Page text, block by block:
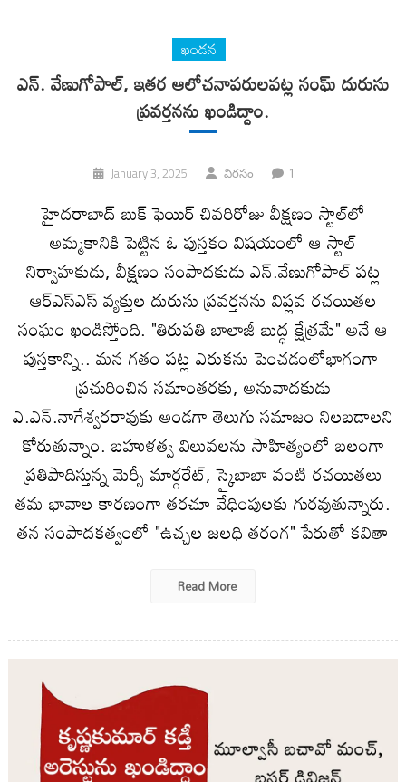
ఖండన
ఎన్. వేణుగోపాల్, ఇతర ఆలోచనాపరులపట్ల సంఘ్ దురుసు
ప్రవర్తనను ఖండిద్దాం.
January 3, 2025 విరసం 1
హైద‌రాబాద్ బుక్ ఫెయిర్ చివ‌రిరోజు వీక్ష‌ణం స్టాల్‌లో
అమ్మ‌కానికి పెట్టిన ఓ పుస్త‌కం విష‌యంలో ఆ స్టాల్
నిర్వాహ‌కుడు, వీక్ష‌ణం సంపాద‌కుడు ఎన్‌.వేణుగోపాల్ ప‌ట్ల‌
ఆర్ఎస్ఎస్ వ్య‌క్తుల‌ దురుసు ప్ర‌వ‌ర్త‌న‌ను విప్ల‌వ ర‌చ‌యితల
సంఘం ఖండిస్తోంది. "తిరుప‌తి బాలాజీ బుద్ధ క్షేత్ర‌మే" అనే ఆ
పుస్త‌కాన్ని.. మ‌న గతం ప‌ట్ల ఎరుక‌ను పెంచ‌డంలోభాగంగా
ప్ర‌చురించిన సమాంత‌రకు, అనువాద‌కుడు
ఎ.ఎన్‌.నాగేశ్వ‌ర‌రావుకు అండ‌గా తెలుగు స‌మాజం నిల‌బ‌డాల‌ని
కోరుతున్నాం. బ‌హుళ‌త్వ విలువ‌ల‌ను సాహిత్యంలో బ‌లంగా
ప్ర‌తిపాదిస్తున్న మెర్సీ మార్గ‌రేట్‌, స్కైబాబా వంటి ర‌చ‌యిత‌లు
త‌మ భావాల కార‌ణంగా త‌ర‌చూ వేధింపుల‌కు గుర‌వుతున్నారు.
త‌న సంపాద‌క‌త్వంలో "ఉచ్చ‌ల జ‌ల‌ధి త‌రంగ" పేరుతో క‌వితా
Read More